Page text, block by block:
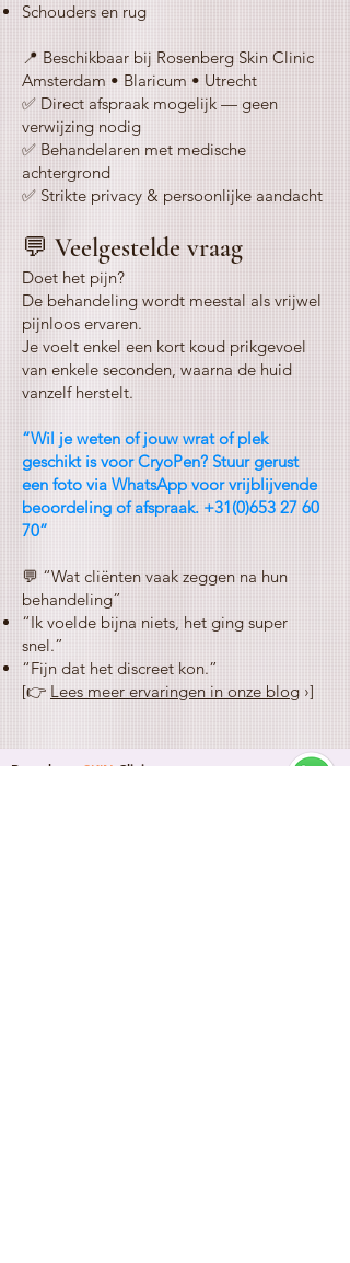
Schouders en rug
📍 Beschikbaar bij Rosenberg Skin Clinic
Amsterdam • Blaricum • Utrecht
✅ Direct afspraak mogelijk — geen
verwijzing nodig
✅ Behandelaren met medische
achtergrond
✅ Strikte privacy & persoonlijke aandacht
💬 Veelgestelde vraag
Doet het pijn?
De behandeling wordt meestal als vrijwel
pijnloos ervaren.
Je voelt enkel een kort koud prikgevoel
van enkele seconden, waarna de huid
vanzelf herstelt.
“Wil je weten of jouw wrat of plek
geschikt is voor CryoPen? Stuur gerust
een foto via WhatsApp voor vrijblijvende
beoordeling of afspraak. +31(0)653 27 60
70”
💬 “Wat cliënten vaak zeggen na hun
behandeling”
“Ik voelde bijna niets, het ging super
snel.”
“Fijn dat het discreet kon.”
[👉 Lees meer ervaringen in onze blog ›]
Rosenberg SKIN Clinic